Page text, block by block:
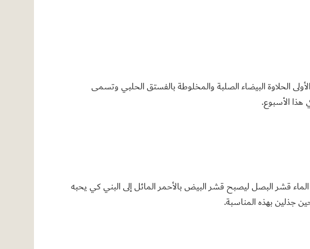
الحلاوة البيضاء الصلبة والمخلوطة بالفستق الحلبي وتسمى
هذا الأسبوع.
قشر البصل ليصبح قشر البيض بالأحمر المائل إلى البني كي يحبه
جذلين بهذه المناسبة.